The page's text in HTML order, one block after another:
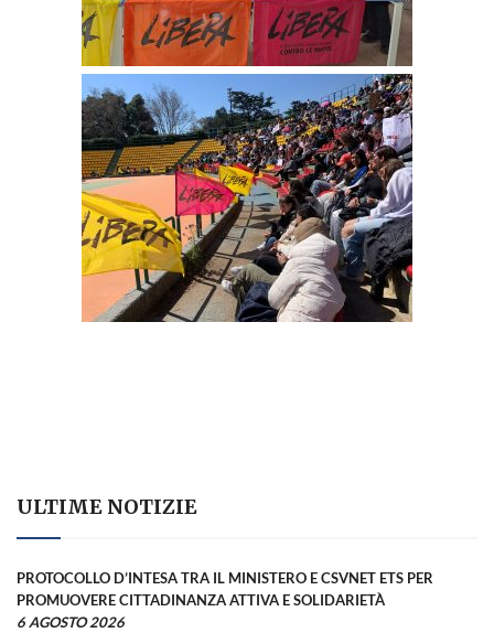
ULTIME NOTIZIE
PROTOCOLLO D’INTESA TRA IL MINISTERO E CSVNET ETS PER
PROMUOVERE CITTADINANZA ATTIVA E SOLIDARIETÀ
6 AGOSTO 2026